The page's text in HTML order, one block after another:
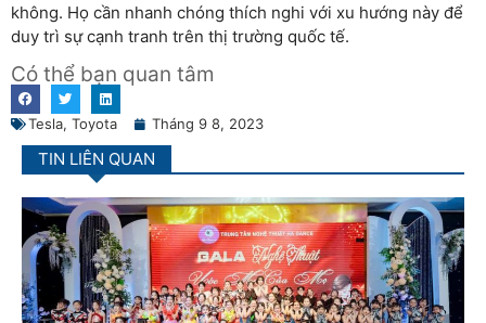
không. Họ cần nhanh chóng thích nghi với xu hướng này để
duy trì sự cạnh tranh trên thị trường quốc tế.
Có thể bạn quan tâm
Tesla, Toyota Tháng 9 8, 2023
TIN LIÊN QUAN